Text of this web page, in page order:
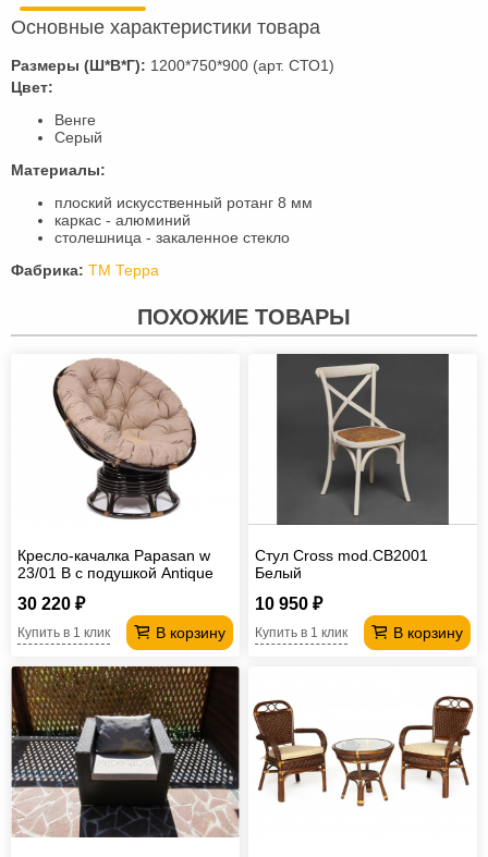
Основные характеристики товара
Размеры (Ш*В*Г): 1200*750*900 (арт. СТО1)
Цвет:
Венге
Серый
Материалы:
плоский искусственный ротанг 8 мм
каркас - алюминий
столешница - закаленное стекло
Фабрика: ТМ Терра
ПОХОЖИЕ ТОВАРЫ
Кресло-качалка Papasan w
23/01 B с подушкой Antique
Коричневый
30 220 ₽
В корзину
Купить в 1 клик
Стул Cross mod.CB2001
Белый
10 950 ₽
В корзину
Купить в 1 клик